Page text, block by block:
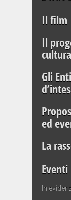
Il film
Il
Gli
ed
La
Eventi
In